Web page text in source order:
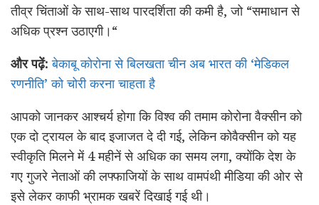
तीव्र चिंताओं के साथ-साथ पारदर्शिता की कमी है, जो “समाधान से
अधिक प्रश्न उठाएगी।“
और पढ़ें:बेकाबू कोरोना से बिलखता चीन अब भारत की ‘मेडिकल
रणनीति’ को चोरी करना चाहता है
आपको जानकर आश्चर्य होगा कि विश्व की तमाम कोरोना वैक्सीन को
एक दो ट्रायल के बाद इजाजत दे दी गई, लेकिन कोवैक्सीन को यह
स्वीकृति मिलने में 4 महीनें से अधिक का समय लगा, क्योंकि देश के
गए गुजरे नेताओं की लफ्फाजियों के साथ वामपंथी मीडिया की ओर से
इसे लेकर काफी भ्रामक खबरें दिखाई गई थी।